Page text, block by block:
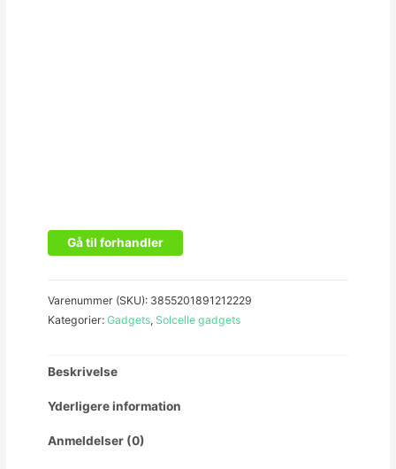
Gå til forhandler
Varenummer (SKU): 3855201891212229
Kategorier: Gadgets, Solcelle gadgets
Beskrivelse
Yderligere information
Anmeldelser (0)